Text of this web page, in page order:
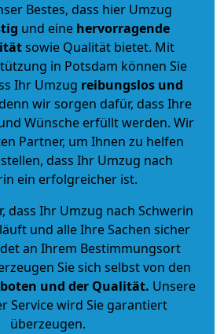
Bestes, dass hier Umzug
und eine hervorragende
sowie Qualität bietet. Mit
in Potsdam können Sie
Ihr Umzug reibungslos und
wir sorgen dafür, dass Ihre
Wünsche erfüllt werden. Wir
Partner, um Ihnen zu helfen
dass Ihr Umzug nach
ein erfolgreicher ist.
dass Ihr Umzug nach Schwerin
und alle Ihre Sachen sicher
an Ihrem Bestimmungsort
Sie sich selbst von den
und der Qualität. Unsere
Service wird Sie garantiert
überzeugen.